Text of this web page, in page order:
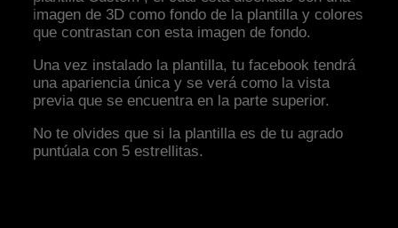
imagen de 3D como fondo de la plantilla y colores
que contrastan con esta imagen de fondo.
Una vez instalado la plantilla, tu facebook tendrá
una apariencia única y se verá como la vista
previa que se encuentra en la parte superior.
No te olvides que si la plantilla es de tu agrado
puntúala con 5 estrellitas.